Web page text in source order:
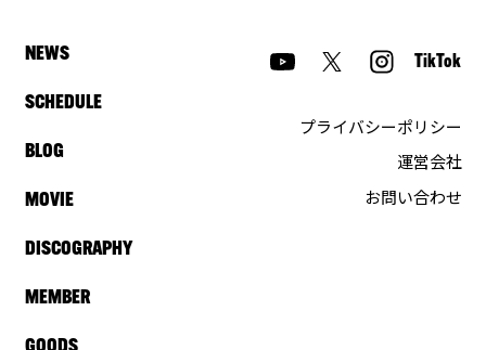
NEWS
SCHEDULE
BLOG
MOVIE
DISCOGRAPHY
MEMBER
TikTok
プライバシーポリシー
運営会社
お問い合わせ